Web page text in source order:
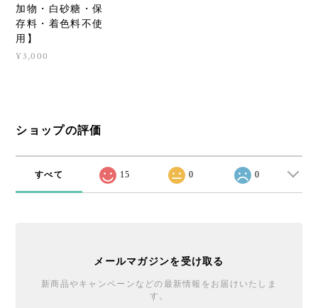
加物・白砂糖・保
存料・着色料不使
用】
¥3,000
ショップの評価
すべて 15 0 0
メールマガジンを受け取る
新商品やキャンペーンなどの最新情報をお届けいたしま
す。